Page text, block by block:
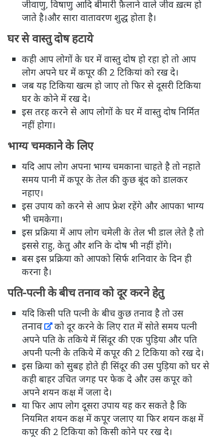
जीवाणु, विषाणु आदि बीमारी फ़ैलाने वाले जीव ख़त्म हो
जाते है।और सारा वातावरण शुद्ध होता है।
घर से वास्तु दोष हटाये
कही आप लोगों के घर में वास्तु दोष हो रहा हो तो आप
लोग अपने घर में कपूर की 2 टिकियां को रख दे।
जब यह टिकिया खत्म हो जाए तो फिर से दूसरी टिकिया
घर के कोने में रख दे।
इस तरह करने से आप लोगों के घर में वास्तु दोष निर्मित
नहीं होगा।
भाग्य चमकाने के लिए
यदि आप लोग अपना भाग्य चमकाना चाहते है तो नहाते
समय पानी में कपूर के तेल की कुछ बूंद को डालकर
नहाए।
इस उपाय को करने से आप फ्रेश रहेंगे और आपका भाग्य
भी चमकेगा।
इस प्रक्रिया में आप लोग चमेली के तेल भी डाल लेते है तो
इससे राहु, केतु और शनि के दोष भी नहीं होंगे।
बस इस प्रक्रिया को आपको सिर्फ शनिवार के दिन ही
करना है।
पति-पत्नी के बीच तनाव को दूर करने हेतु
यदि किसी पति पत्नी के बीच कुछ तनाव है तो उस
तनाव
को दूर करने के लिए रात में सोते समय पत्नी
अपने पति के तकिये में सिंदूर की एक पुड़िया और पति
अपनी पत्नी के तकिये में कपूर की 2 टिकिया को रख दे।
इस क्रिया को सुबह होते ही सिंदूर की उस पुड़िया को घर से
कही बाहर उचित जगह पर फेक दे और उस कपूर को
अपने शयन कक्ष में जला दे।
या फिर आप लोग दूसरा उपाय यह कर सकते है कि
नियमित शयन कक्ष में कपूर जलाए या फिर शयन कक्ष में
कपूर की 2 टिकिया को किसी कोने पर रख दे।